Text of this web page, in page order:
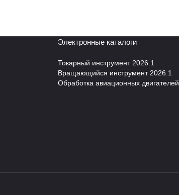
Электронные каталоги
Токарный инструмент 2026.1
Вращающийся инструмент 2026.1
Обработка авиационных двигателей